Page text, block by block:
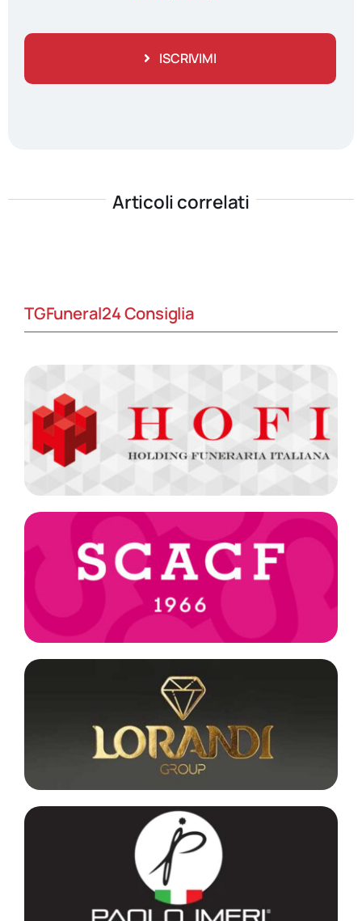
ISCRIVIMI
Articoli correlati
TGFuneral24 Consiglia